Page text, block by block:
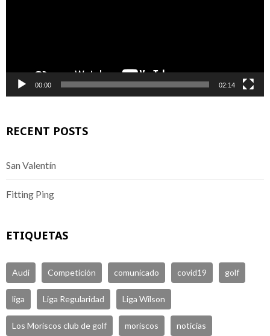
00:00 02:14
RECENT POSTS
San Valentín
Fitting Ping
ETIQUETAS
Audi Competición comunicado covid19 golf
liga Liga Regularidad Liga Wilson
Los Moriscos club de golf moriscos noticias